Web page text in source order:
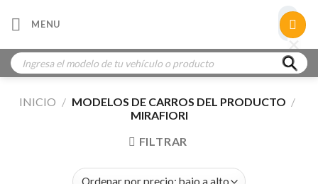
MENU
Búsqueda
de
productos
INICIO / MODELOS DE CARROS DEL PRODUCTO /
MIRAFIORI
FILTRAR
×
×
×